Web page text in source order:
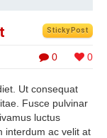
Sticky Post
0 0
Ut consequat
Fusce pulvinar
luctus
interdum ac velit at